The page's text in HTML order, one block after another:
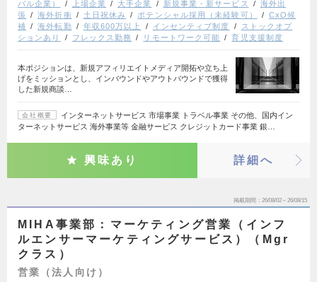
バル企業） 上場企業 大手企業 新規事業・新サービス
海外出
張
海外折衝 土日祝休み ポテンシャル採用（未経験可）
CxO候
補
海外転勤 年収600万以上 インセンティブ制度
ストックオプ
ションあり
フレックス勤務 リモートワーク可能 育児支援制度
本ポジションは、新規アフィリエイトメディア開拓や立ち上
げをミッションとし、インバウンドやアウトバウンドで獲得
した新規商談…
会社概要
インターネットサービス 市場事業 トラベル事業 その他、国内イン
ターネットサービス 海外事業等 金融サービス クレジットカード事業 銀…
興味あり 詳細へ
掲載期間 26/08/02～26/08/15
MIHA事業部：マーケティング営業（インフ
ルエンサーマーケティングサービス）（Mgr
クラス）
営業（法人向け）